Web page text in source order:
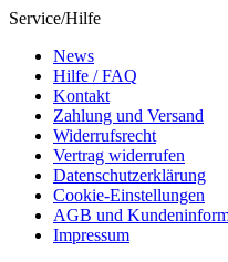
Service/Hilfe
News
Hilfe / FAQ
Kontakt
Zahlung und Versand
Widerrufsrecht
Vertrag widerrufen
Datenschutzerklärung
Cookie-Einstellungen
AGB und
Impressum